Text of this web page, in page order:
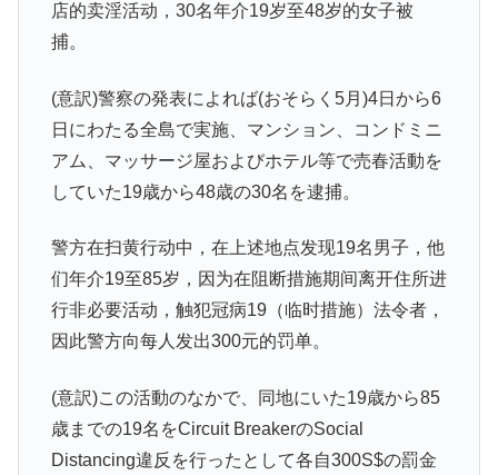
店的卖淫活动，30名年介19岁至48岁的女子被
捕。
(意訳)警察の発表によれば(おそらく5月)4日から6
日にわたる全島で実施、マンション、コンドミニ
アム、マッサージ屋およびホテル等で売春活動を
していた19歳から48歳の30名を逮捕。
警方在扫黄行动中，在上述地点发现19名男子，他
们年介19至85岁，因为在阻断措施期间离开住所进
行非必要活动，触犯冠病19（临时措施）法令者，
因此警方向每人发出300元的罚单。
(意訳)この活動のなかで、同地にいた19歳から85
歳までの19名をCircuit BreakerのSocial
Distancing違反を行ったとして各自300S$の罰金